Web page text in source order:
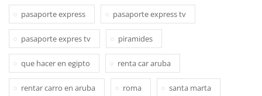
pasaporte express pasaporte express tv
pasaporte expres tv piramides
que hacer en egipto renta car aruba
rentar carro en aruba roma santa marta